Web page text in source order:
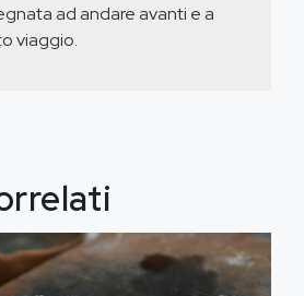
ad andare avanti e a
viaggio.